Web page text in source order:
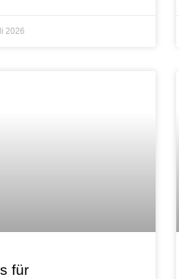
2026
für